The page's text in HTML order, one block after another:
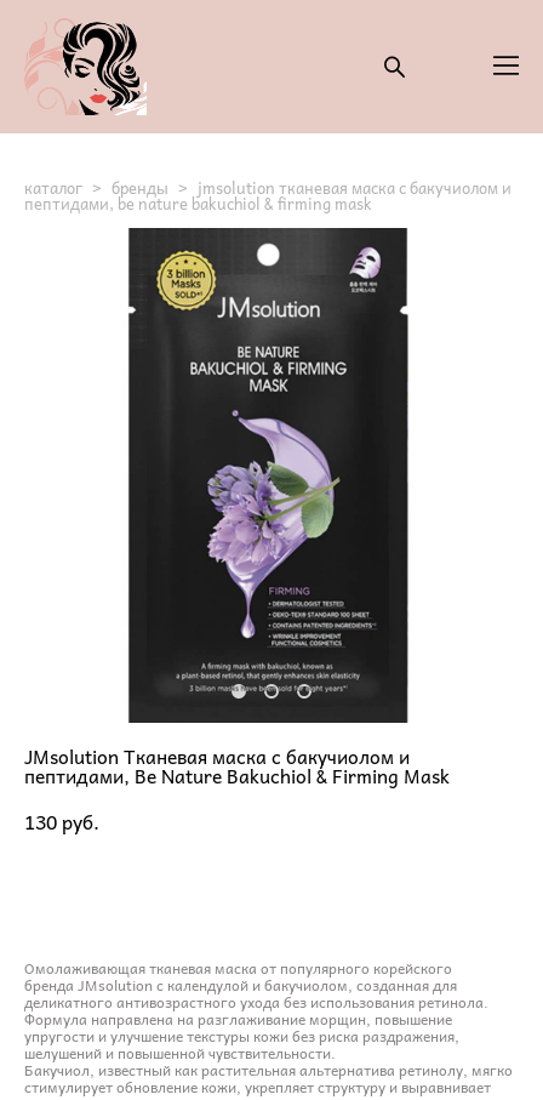
каталог > бренды > jmsolution тканевая маска с бакучиолом и
пептидами, be nature bakuchiol & firming mask
JMsolution Тканевая маска с бакучиолом и
пептидами, Be Nature Bakuchiol & Firming Mask
130 pуб.
Омолаживающая тканевая маска от популярного корейского
бренда JMsolution с календулой и бакучиолом, созданная для
деликатного антивозрастного ухода без использования ретинола.
Формула направлена на разглаживание морщин, повышение
упругости и улучшение текстуры кожи без риска раздражения,
шелушений и повышенной чувствительности.
Бакучиол, известный как растительная альтернатива ретинолу, мягко
стимулирует обновление кожи, укрепляет структуру и выравнивает